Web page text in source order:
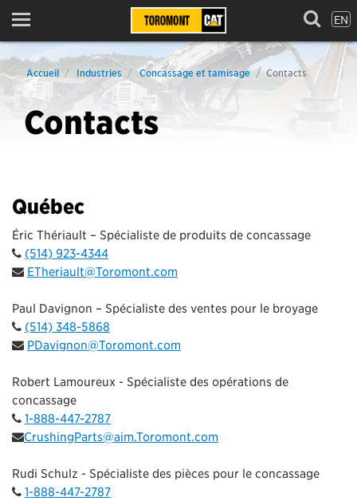
Menu EN
Accueil Industries Concassage et tamisage Contacts
Contacts
Québec
Éric Thériault – Spécialiste de produits de concassage
(514) 923-4344
ETheriault@Toromont.com
Paul Davignon – Spécialiste des ventes pour le broyage
(514) 348-5868
PDavignon@Toromont.com
Robert Lamoureux - Spécialiste des opérations de
concassage
1-888-447-2787
CrushingParts@aim.Toromont.com
Rudi Schulz - Spécialiste des pièces pour le concassage
1-888-447-2787